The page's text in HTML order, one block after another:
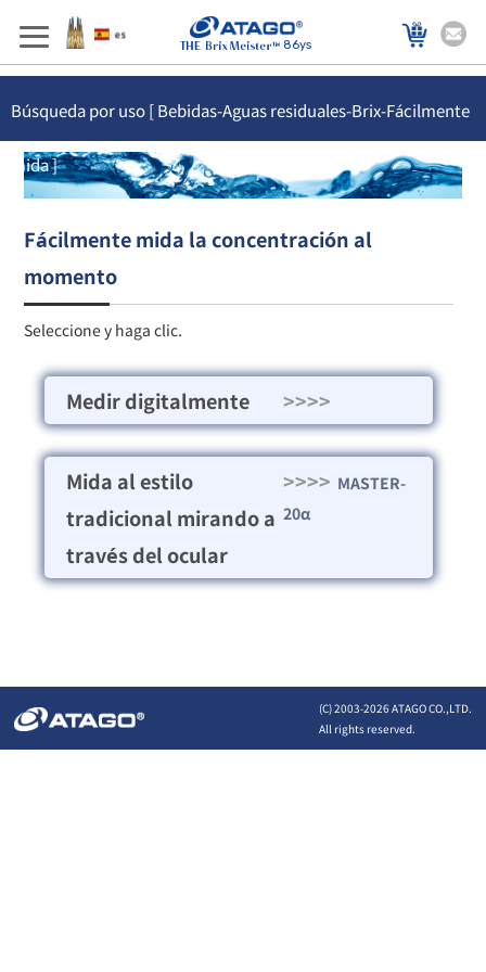
86ys
Búsqueda por uso [ Bebidas-Aguas residuales-Brix-Fácilmente
mida ]
Fácilmente mida la concentración al
momento
Seleccione y haga clic.
Medir digitalmente >>>>
Mida al estilo
tradicional mirando a
través del ocular
>>>> MASTER-
20α
(C) 2003-2026 ATAGO CO.,LTD.
All rights reserved.